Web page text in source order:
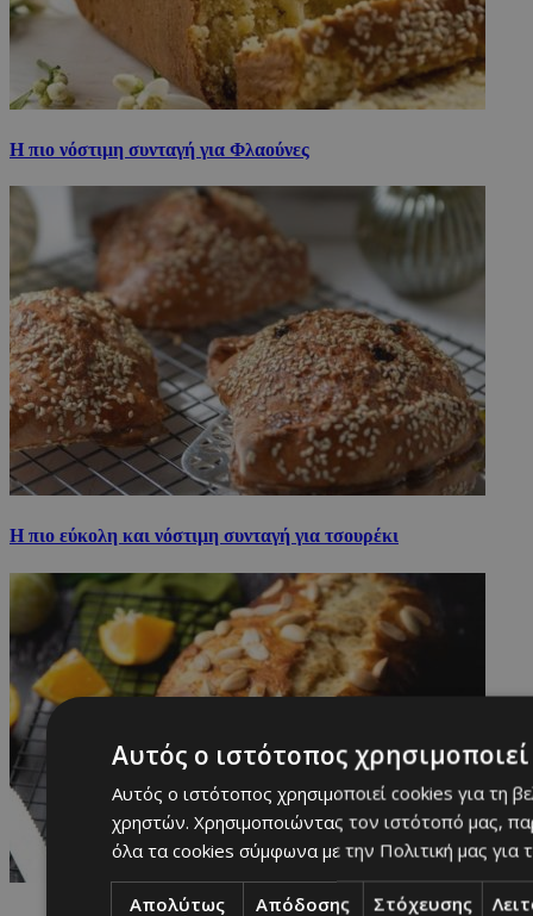
Η πιο νόστιμη συνταγή για Φλαούνες
Η πιο εύκολη και νόστιμη συνταγή για τσουρέκι
Αυτός ο ιστότοπος
Αυτός ο ιστότοπος χρησιμοποιεί cookies για τη
χρηστών. Χρησιμοποιώντας τον ιστότοπό μας,
όλα τα cookies σύμφωνα με την Πολιτική μας για
Απολύτως
Απόδοσης Στόχευσης